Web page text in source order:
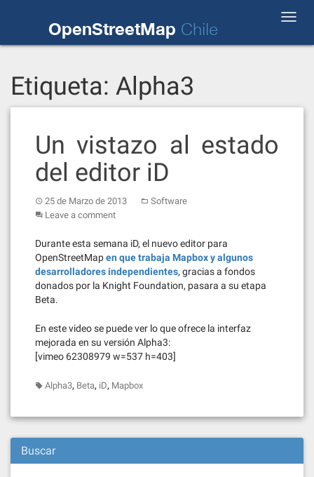
OpenStreetMap Chile
Etiqueta: Alpha3
Un vistazo al estado
del editor iD
25 de Marzo de 2013
Software
Leave a comment
Durante esta semana iD, el nuevo editor para
OpenStreetMapen que trabaja Mapbox y algunos
desarrolladores independientes, gracias a fondos
donados por la Knight Foundation, pasara a su etapa
Beta.
En este video se puede ver lo que ofrece la interfaz
mejorada en su versión Alpha3:
[vimeo 62308979 w=537 h=403]
Alpha3, Beta, iD, Mapbox
Buscar